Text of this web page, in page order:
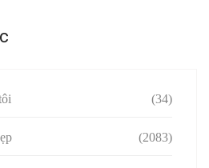
(34)
(2083)